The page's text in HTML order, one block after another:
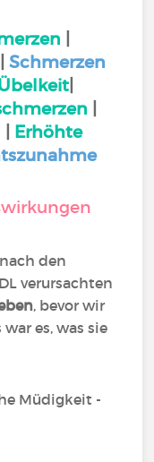
Schmerzen
|
Erhöhte
den
verursachten
, bevor wir
es, was sie
Müdigkeit -